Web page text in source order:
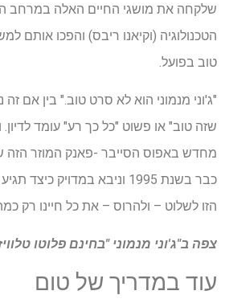
שלקחה את מושגי החיים האלה במרחב
הטכנולוגיה (וקיאנו ריבס) והפכו אותם
טוב בפועל.
"ג'וני מנמוני הוא לא סרט טוב." בין אם
שזה טוב" או פשוט "כל כך רע" עומד
מחדש באפוס הסייבר -פאנק המוזר הזה
כבר בשנת 1995 וניבא במדויק
הזו לשלוט – ולהרוס – את כל חיינו רק
צפה ב"ג'וני מנמוני "בחינם פלוטו
עוד במדריך של טום